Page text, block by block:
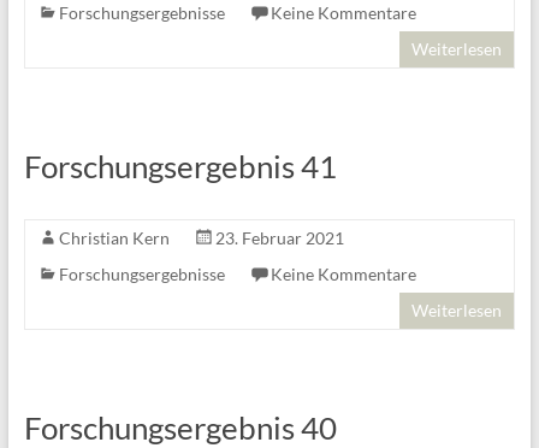
Forschungsergebnisse
Keine Kommentare
Weiterlesen
Forschungsergebnis 41
Christian Kern
23. Februar 2021
Forschungsergebnisse
Keine Kommentare
Weiterlesen
Forschungsergebnis 40